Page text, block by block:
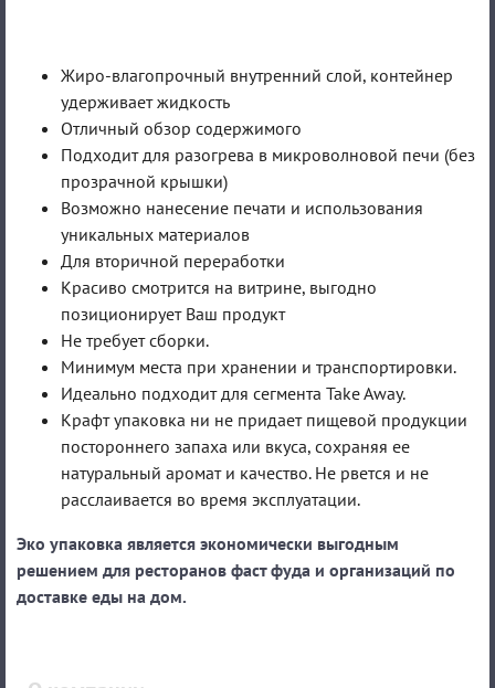
Жиро-влагопрочный внутренний слой, контейнер
удерживает жидкость
Отличный обзор содержимого
Подходит для разогрева в микроволновой печи (без
прозрачной крышки)
Возможно нанесение печати и использования
уникальных материалов
Для вторичной переработки
Красиво смотрится на витрине, выгодно
позиционирует Ваш продукт
Не требует сборки.
Минимум места при хранении и транспортировки.
Идеально подходит для сегмента Take Away.
Крафт упаковка ни не придает пищевой продукции
постороннего запаха или вкуса, сохраняя ее
натуральный аромат и качество. Не рвется и не
расслаивается во время эксплуатации.
Эко упаковка является экономически выгодным
решением для ресторанов фаст фуда и организаций по
доставке еды на дом.